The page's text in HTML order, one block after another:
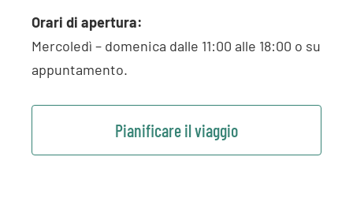
Orari di apertura:
Mercoledì – domenica dalle 11:00 alle 18:00 o su
appuntamento.
Pianificare il viaggio